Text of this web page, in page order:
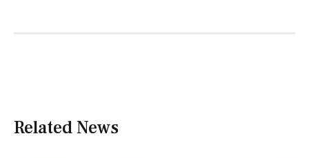
Related News